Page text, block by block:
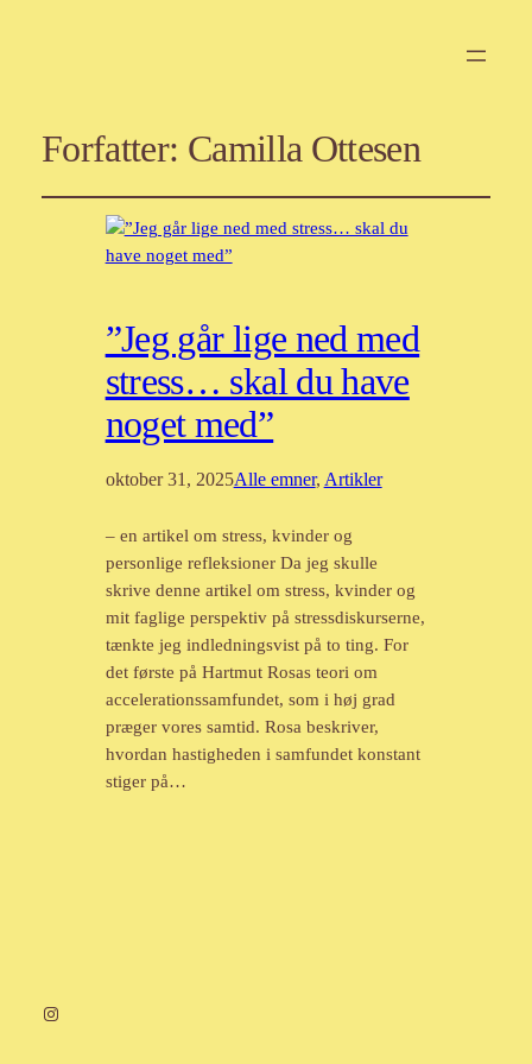
Forfatter: Camilla Ottesen
”Jeg går lige ned med
stress… skal du have
noget med”
oktober 31, 2025Alle emner, Artikler
– en artikel om stress, kvinder og
personlige refleksioner Da jeg skulle
skrive denne artikel om stress, kvinder og
mit faglige perspektiv på stressdiskurserne,
tænkte jeg indledningsvist på to ting. For
det første på Hartmut Rosas teori om
accelerationssamfundet, som i høj grad
præger vores samtid. Rosa beskriver,
hvordan hastigheden i samfundet konstant
stiger på…
Instagram